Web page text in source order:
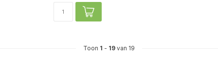
Toon 1 - 19 van 19